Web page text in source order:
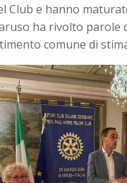
Club e hanno
ha rivolto parole
comune di